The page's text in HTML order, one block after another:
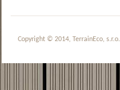
Copyright © 2014, TerrainEco, s.r.o.